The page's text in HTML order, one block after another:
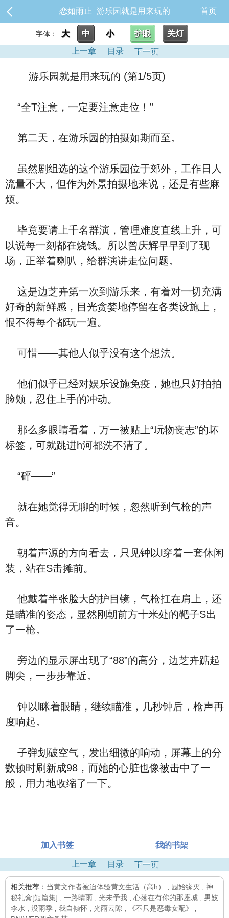
恋如雨止_游乐园就是用来玩的 首页
字体： 大 中 小 护眼
关灯
上一章
目录 下一页
游乐园就是用来玩的 (第1/5页)
“全T注意，一定要注意走位！”
第二天，在游乐园的拍摄如期而至。
虽然剧组选的这个游乐园位于郊外，工作日人
流量不大，但作为外景拍摄地来说，还是有些麻
烦。
毕竟要请上千名群演，管理难度直线上升，可
以说每一刻都在烧钱。所以曾庆辉早早到了现
场，正举着喇叭，给群演讲走位问题。
这是边芝卉第一次到游乐来，有着对一切充满
好奇的新鲜感，目光贪婪地停留在各类设施上，
恨不得每个都玩一遍。
可惜——其他人似乎没有这个想法。
他们似乎已经对娱乐设施免疫，她也只好拍拍
脸颊，忍住上手的冲动。
那么多眼睛看着，万一被贴上“玩物丧志”的坏
标签，可就跳进h河都洗不清了。
“砰——”
就在她觉得无聊的时候，忽然听到气枪的声
音。
朝着声源的方向看去，只见钟以l穿着一套休闲
装，站在S击摊前。
他戴着半张脸大的护目镜，气枪扛在肩上，还
是瞄准的姿态，显然刚朝前方十米处的靶子S出
了一枪。
旁边的显示屏出现了“88”的高分，边芝卉踮起
脚尖，一步步靠近。
钟以l眯着眼睛，继续瞄准，几秒钟后，枪声再
度响起。
子弹划破空气，发出细微的响动，屏幕上的分
数顿时刷新成98，而她的心脏也像被击中了一
般，用力地收缩了一下。
加入书签 我的书架
上一章 目录 下一页
相关推荐： 当黄文作者被迫体验黄文生活（高h） 园始缘灭
神
秘礼盒[短篇集]
一路晴雨 光未予我 心落在有你的那座城
男妓
李水
没雨季 我自倾怀 光雨云隙 《不只是恶毒女配》